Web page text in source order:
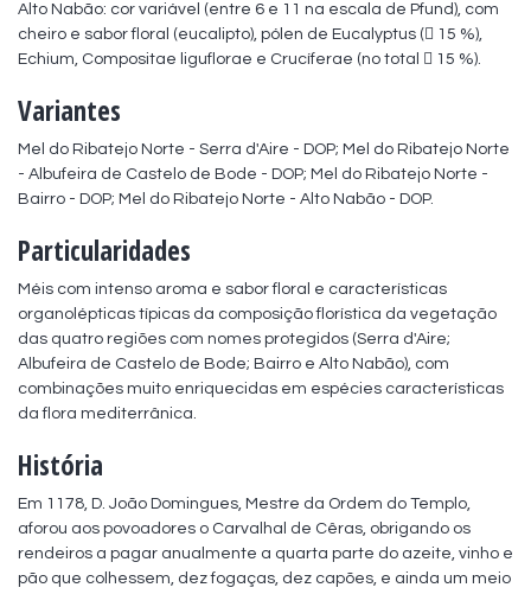
Alto Nabão: cor variável (entre 6 e 11 na escala de Pfund), com
cheiro e sabor floral (eucalipto), pólen de Eucalyptus ( 15 %),
Echium, Compositae liguflorae e Crucíferae (no total  15 %).
Variantes
Mel do Ribatejo Norte - Serra d'Aire - DOP; Mel do Ribatejo Norte
- Albufeira de Castelo de Bode - DOP; Mel do Ribatejo Norte -
Bairro - DOP; Mel do Ribatejo Norte - Alto Nabão - DOP.
Particularidades
Méis com intenso aroma e sabor floral e características
organolépticas típicas da composição florística da vegetação
das quatro regiões com nomes protegidos (Serra d'Aire;
Albufeira de Castelo de Bode; Bairro e Alto Nabão), com
combinações muito enriquecidas em espécies características
da flora mediterrânica.
História
Em 1178, D. João Domingues, Mestre da Ordem do Templo,
aforou aos povoadores o Carvalhal de Cêras, obrigando os
rendeiros a pagar anualmente a quarta parte do azeite, vinho e
pão que colhessem, dez fogaças, dez capões, e ainda um meio